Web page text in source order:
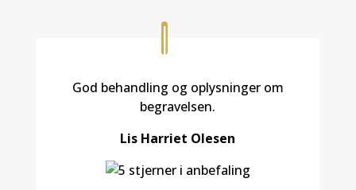
God behandling og oplysninger om
begravelsen.
Lis Harriet Olesen